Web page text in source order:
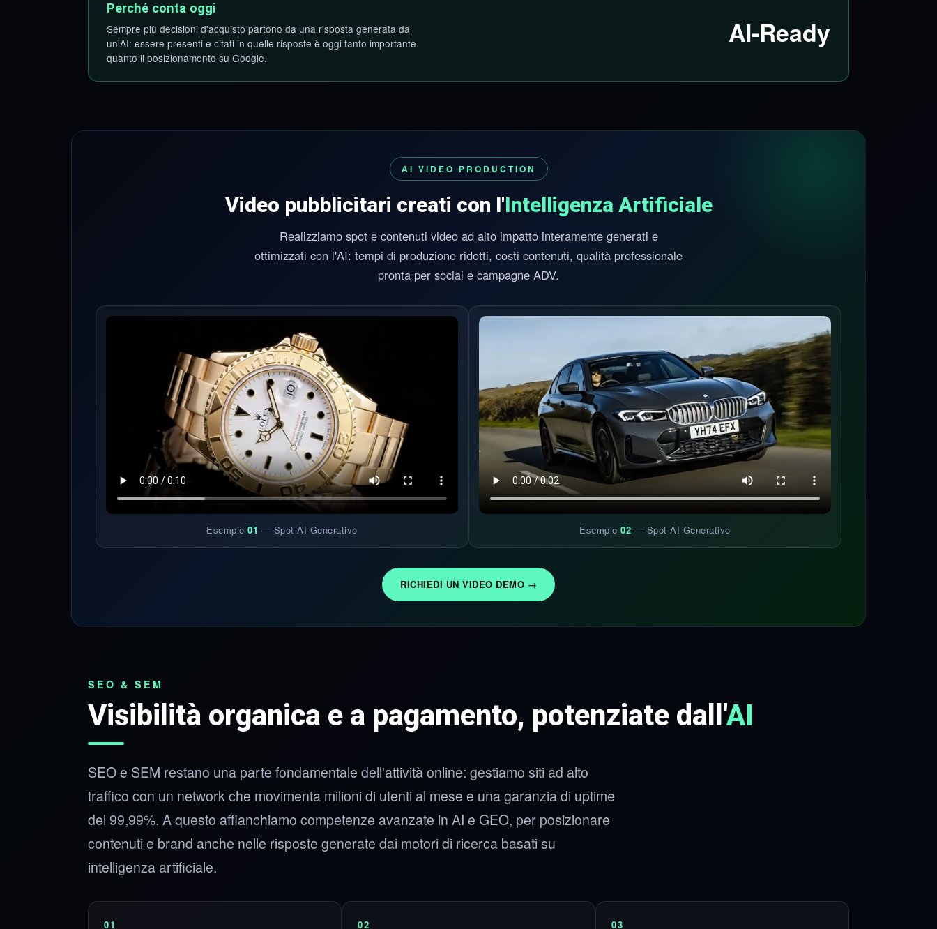
Perché conta oggi
Sempre più decisioni d'acquisto partono da una risposta generata da
un'AI: essere presenti e citati in quelle risposte è oggi tanto importante
quanto il posizionamento su Google.
AI-Ready
AI VIDEO PRODUCTION
Video pubblicitari creati con l'Intelligenza Artificiale
Realizziamo spot e contenuti video ad alto impatto interamente generati e
ottimizzati con l'AI: tempi di produzione ridotti, costi contenuti, qualità professionale
pronta per social e campagne ADV.
Esempio01 — Spot AI Generativo Esempio02 — Spot AI Generativo
RICHIEDI UN VIDEO DEMO →
SEO & SEM
Visibilità organica e a pagamento, potenziate dall'AI
SEO e SEM restano una parte fondamentale dell'attività online: gestiamo siti ad alto
traffico con un network che movimenta milioni di utenti al mese e una garanzia di uptime
del 99,99%. A questo affianchiamo competenze avanzate in AI e GEO, per posizionare
contenuti e brand anche nelle risposte generate dai motori di ricerca basati su
intelligenza artificiale.
01 02 03